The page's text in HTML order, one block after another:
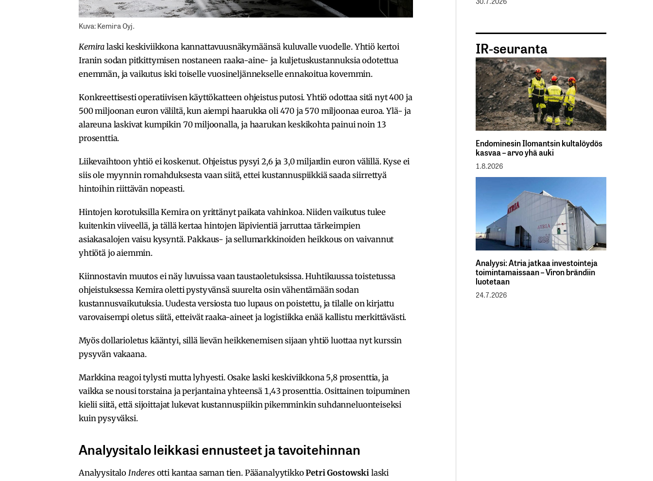
Kuva: Kemira Oyj.
Kemira laski keskiviikkona kannattavuusnäkymäänsä kuluvalle vuodelle. Yhtiö kertoi
Iranin sodan pitkittymisen nostaneen raaka-aine- ja kuljetuskustannuksia odotettua
enemmän, ja vaikutus iski toiselle vuosineljännekselle ennakoitua kovemmin.
Konkreettisesti operatiivisen käyttökatteen ohjeistus putosi. Yhtiö odottaa sitä nyt 400 ja
500 miljoonan euron väliltä, kun aiempi haarukka oli 470 ja 570 miljoonaa euroa. Ylä- ja
alareuna laskivat kumpikin 70 miljoonalla, ja haarukan keskikohta painui noin 13
prosenttia.
Liikevaihtoon yhtiö ei koskenut. Ohjeistus pysyi 2,6 ja 3,0 miljardin euron välillä. Kyse ei
siis ole myynnin romahduksesta vaan siitä, ettei kustannuspiikkiä saada siirrettyä
hintoihin riittävän nopeasti.
Hintojen korotuksilla Kemira on yrittänyt paikata vahinkoa. Niiden vaikutus tulee
kuitenkin viiveellä, ja tällä kertaa hintojen läpivientiä jarruttaa tärkeimpien
asiakasalojen vaisu kysyntä. Pakkaus- ja sellumarkkinoiden heikkous on vaivannut
yhtiötä jo aiemmin.
Kiinnostavin muutos ei näy luvuissa vaan taustaoletuksissa. Huhtikuussa toistetussa
ohjeistuksessa Kemira oletti pystyvänsä suurelta osin vähentämään sodan
kustannusvaikutuksia. Uudesta versiosta tuo lupaus on poistettu, ja tilalle on kirjattu
varovaisempi oletus siitä, etteivät raaka-aineet ja logistiikka enää kallistu merkittävästi.
Myös dollarioletus kääntyi, sillä lievän heikkenemisen sijaan yhtiö luottaa nyt kurssin
pysyvän vakaana.
Markkina reagoi tylysti mutta lyhyesti. Osake laski keskiviikkona 5,8 prosenttia, ja
vaikka se nousi torstaina ja perjantaina yhteensä 1,43 prosenttia. Osittainen toipuminen
kielii siitä, että sijoittajat lukevat kustannuspiikin pikemminkin suhdanneluonteiseksi
kuin pysyväksi.
Analyysitalo leikkasi ennusteet ja tavoitehinnan
Analyysitalo Inderesotti kantaa saman tien. PääanalyytikkoPetri Gostowski laski
IR-seuranta
Endominesin Ilomantsin kultalöydös
kasvaa – arvo yhä auki
1.8.2026
Analyysi: Atria jatkaa investointeja
toimintamaissaan – Viron brändiin
luotetaan
24.7.2026